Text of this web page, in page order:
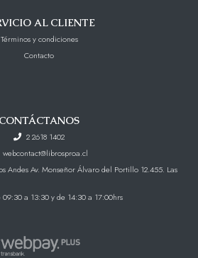
AL CLIENTE
Términos y condiciones
Contacto
CONTÁCTANOS
2 2618 1402
webcontact@librosproa.cl
Andes Av. Monseñor Álvaro del Portillo 12.455. Las
09:30 a 13:30 y de 14:30 a 17:00hrs